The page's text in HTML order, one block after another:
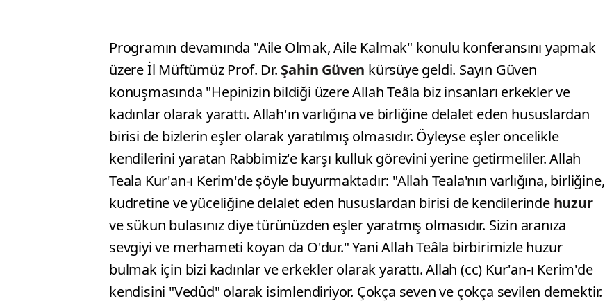
Programın devamında "Aile Olmak, Aile Kalmak" konulu konferansını yapmak
üzere İl Müftümüz Prof. Dr. Şahin Güven kürsüye geldi. Sayın Güven
konuşmasında "Hepinizin bildiği üzere Allah Teâla biz insanları erkekler ve
kadınlar olarak yarattı. Allah'ın varlığına ve birliğine delalet eden hususlardan
birisi de bizlerin eşler olarak yaratılmış olmasıdır. Öyleyse eşler öncelikle
kendilerini yaratan Rabbimiz'e karşı kulluk görevini yerine getirmeliler. Allah
Teala Kur'an-ı Kerim'de şöyle buyurmaktadır: "Allah Teala'nın varlığına, birliğine,
kudretine ve yüceliğine delalet eden hususlardan birisi de kendilerinde huzur
ve sükun bulasınız diye türünüzden eşler yaratmış olmasıdır. Sizin aranıza
sevgiyi ve merhameti koyan da O'dur." Yani Allah Teâla birbirimizle huzur
bulmak için bizi kadınlar ve erkekler olarak yarattı. Allah (cc) Kur'an-ı Kerim'de
kendisini "Vedûd" olarak isimlendiriyor. Çokça seven ve çokça sevilen demektir.